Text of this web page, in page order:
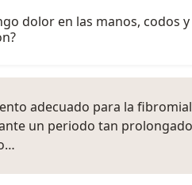
dolor en las manos, codos
adecuado para la
un periodo tan